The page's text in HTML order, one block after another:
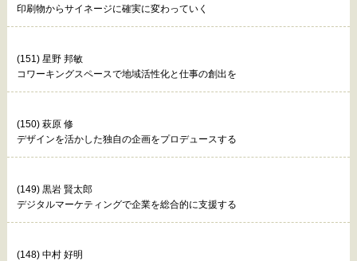
印刷物からサイネージに確実に変わっていく
(151) 星野 邦敏
コワーキングスペースで地域活性化と仕事の創出を
(150) 萩原 修
デザインを活かした独自の企画をプロデュースする
(149) 黒岩 賢太郎
デジタルマーケティングで企業を総合的に支援する
(148) 中村 好明